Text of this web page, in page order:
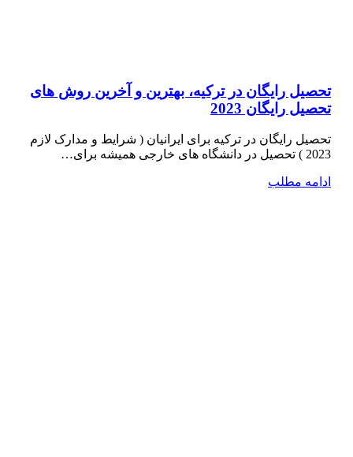
تحصیل رایگان در ترکیه، بهترین و آخرین روش های
تحصیل رایگان 2023
تحصیل رایگان در ترکیه برای ایرانیان ( شرایط و مدارک لازم
2023 ) تحصیل در دانشگاه­ های خارجی همیشه برای…
ادامه مطلب